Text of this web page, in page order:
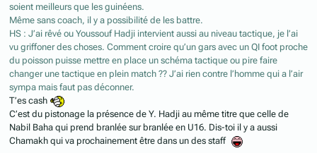
soient meilleurs que les guinéens.
Même sans coach, il y a possibilité de les battre.
HS : J’ai rêvé ou Youssouf Hadji intervient aussi au niveau tactique, je l’ai
vu griffoner des choses. Comment croire qu’un gars avec un QI foot proche
du poisson puisse mettre en place un schéma tactique ou pire faire
changer une tactique en plein match ?? J’ai rien contre l’homme qui a l’air
sympa mais faut pas déconner.
T’es cash
C’est du pistonage la présence de Y. Hadji au même titre que celle de
Nabil Baha qui prend branlée sur branlée en U16. Dis-toi il y a aussi
Chamakh qui va prochainement être dans un des staff